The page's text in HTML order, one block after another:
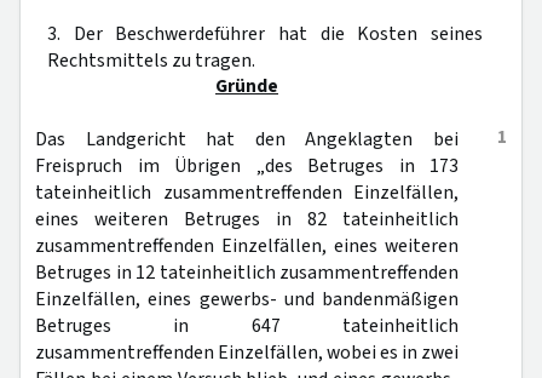
3. Der Beschwerdeführer hat die Kosten seines
Rechtsmittels zu tragen.
Gründe
1
Das Landgericht hat den Angeklagten bei
Freispruch im Übrigen „des Betruges in 173
tateinheitlich zusammentreffenden Einzelfällen,
eines weiteren Betruges in 82 tateinheitlich
zusammentreffenden Einzelfällen, eines weiteren
Betruges in 12 tateinheitlich zusammentreffenden
Einzelfällen, eines gewerbs- und bandenmäßigen
Betruges in 647 tateinheitlich
zusammentreffenden Einzelfällen, wobei es in zwei